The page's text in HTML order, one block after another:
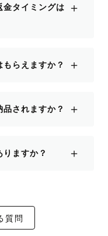
金タイミングは
＋
らえますか？ ＋
されますか？ ＋
ますか？ ＋
質問